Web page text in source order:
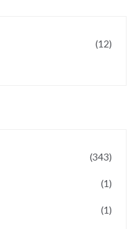
12
343
1
1